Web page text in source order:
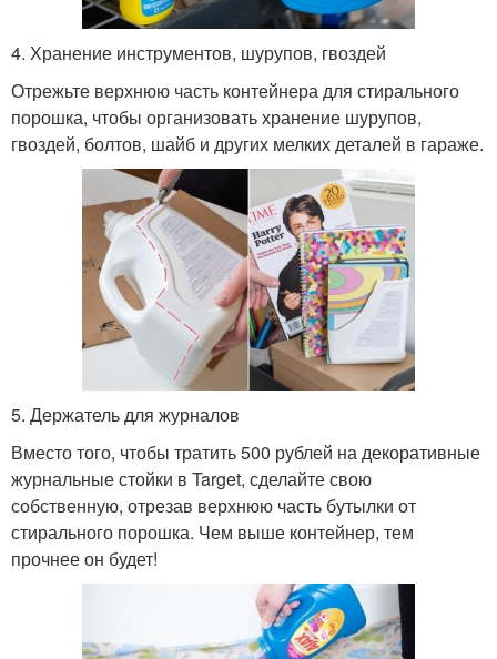
4. Хранение инструментов, шурупов, гвоздей
Отрежьте верхнюю часть контейнера для стирального
порошка, чтобы организовать хранение шурупов,
гвоздей, болтов, шайб и других мелких деталей в гараже.
5. Держатель для журналов
Вместо того, чтобы тратить 500 рублей на декоративные
журнальные стойки в Target, сделайте свою
собственную, отрезав верхнюю часть бутылки от
стирального порошка. Чем выше контейнер, тем
прочнее он будет!